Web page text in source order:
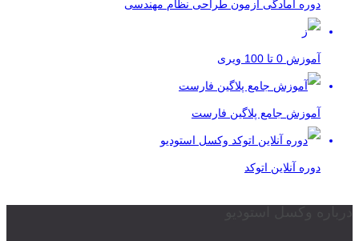
دوره آمادگی آزمون طراحی نظام مهندسی
آموزش 0 تا 100 ویری
آموزش جامع پلاگین فارست
دوره آنلاین اتوکد